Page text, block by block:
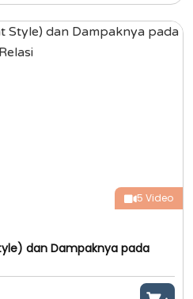
5 Video
dan Dampaknya pada